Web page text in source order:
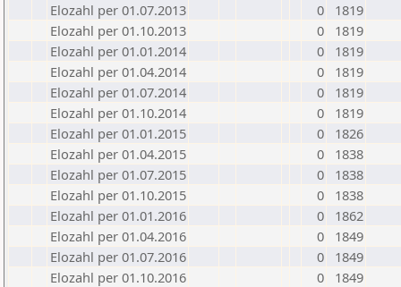
Elozahl per 01.07.2013
0
1819
Elozahl per 01.10.2013
0
1819
Elozahl per 01.01.2014
0
1819
Elozahl per 01.04.2014
0
1819
Elozahl per 01.07.2014
0
1819
Elozahl per 01.10.2014
0
1819
Elozahl per 01.01.2015
0
1826
Elozahl per 01.04.2015
0
1838
Elozahl per 01.07.2015
0
1838
Elozahl per 01.10.2015
0
1838
Elozahl per 01.01.2016
0
1862
Elozahl per 01.04.2016
0
1849
Elozahl per 01.07.2016
0
1849
Elozahl per 01.10.2016
0
1849